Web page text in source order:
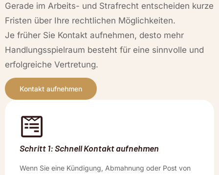
Gerade im Arbeits- und Strafrecht entscheiden kurze
Fristen über Ihre rechtlichen Möglichkeiten.
Je früher Sie Kontakt aufnehmen, desto mehr
Handlungsspielraum besteht für eine sinnvolle und
erfolgreiche Vertretung.
Kontakt aufnehmen
Schritt 1: Schnell Kontakt aufnehmen
Wenn Sie eine Kündigung, Abmahnung oder Post von